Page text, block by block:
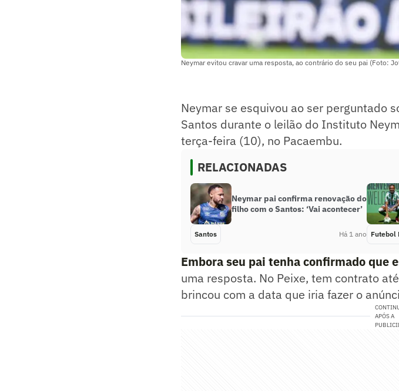
Neymar evitou cravar uma resposta, ao contrário do seu pai (Foto:
Neymar se esquivou ao ser perguntado
Santos durante o leilão do Instituto
terça-feira (10), no Pacaembu.
RELACIONADAS
Neymar pai confirma renovação do
filho com o Santos: ‘Vai acontecer’
Santos Há 1 ano Futebol
Embora seu pai tenha confirmado que
uma resposta. No Peixe, tem contrato
brincou com a data que iria fazer o
APÓS A